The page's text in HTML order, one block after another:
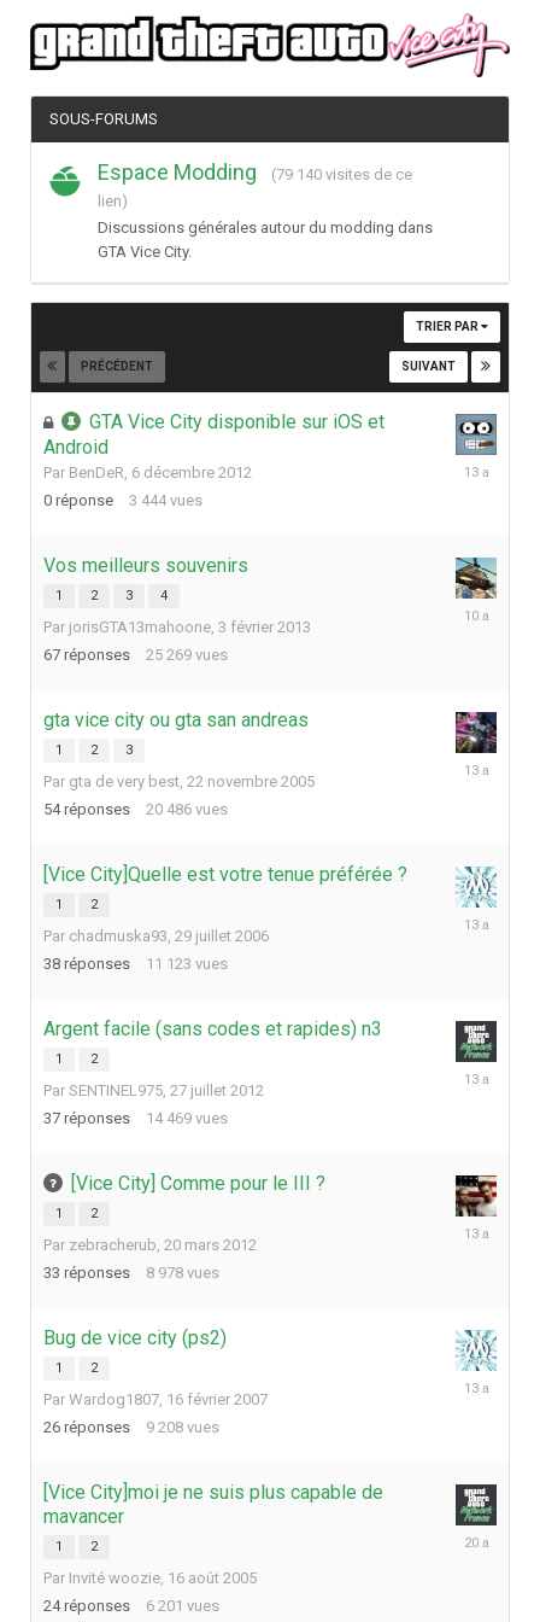
SOUS-FORUMS
Espace Modding
(79 140 visites de ce
lien)
Discussions générales autour du modding dans
GTA Vice City.
TRIER PAR
PRÉCÉDENT SUIVANT
GTA Vice City disponible sur iOS et
Android
Par BenDeR, 6 décembre 2012
0 réponse 3 444 vues
Vos meilleurs souvenirs
1 2 3 4
Par jorisGTA13mahoone, 3 février 2013
67 réponses 25 269 vues
22
gta vice city ou gta san andreas
1 2 3
Par gta de very best, 22 novembre 2005
54 réponses 20 486 vues
11
[Vice City]Quelle est votre tenue préférée ?
1 2
Par chadmuska93, 29 juillet 2006
38 réponses 11 123 vues
29
Argent facile (sans codes et rapides) n3
1 2
Par SENTINEL975, 27 juillet 2012
37 réponses 14 469 vues
15
[Vice City] Comme pour le III ?
1 2
Par zebracherub, 20 mars 2012
33 réponses 8 978 vues
Bug de vice city (ps2)
1 2
Par Wardog1807, 16 février 2007
26 réponses 9 208 vues
29
[Vice City]moi je ne suis plus capable de
mavancer
1 2
Par Invité woozie, 16 août 2005
24 réponses 6 201 vues
26